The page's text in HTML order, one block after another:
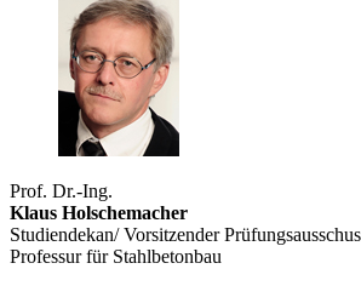
Prof. Dr.-Ing.
Klaus Holschemacher
Studiendekan/ Vorsitzender
Professur für Stahlbetonbau